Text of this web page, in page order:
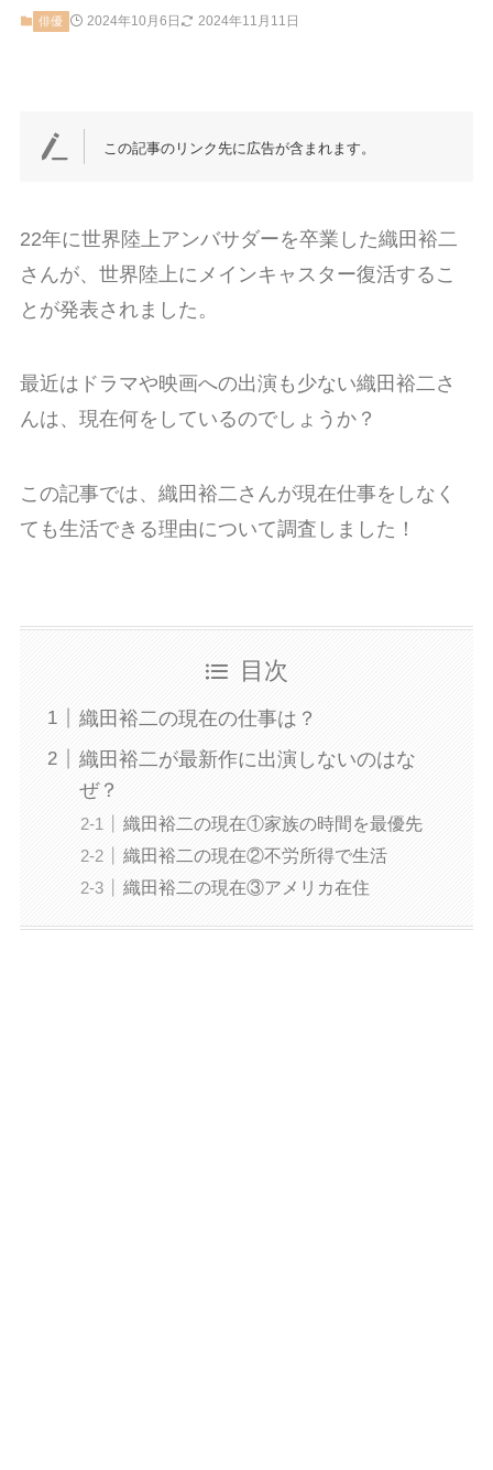
俳優 2024年10月6日 2024年11月11日
この記事のリンク先に広告が含まれます。
22年に世界陸上アンバサダーを卒業した織田裕二
さんが、世界陸上にメインキャスター復活するこ
とが発表されました。
最近はドラマや映画への出演も少ない織田裕二さ
んは、現在何をしているのでしょうか？
この記事では、織田裕二さんが現在仕事をしなく
ても生活できる理由について調査しました！
目次
織田裕二の現在の仕事は？
織田裕二が最新作に出演しないのはな
ぜ？
織田裕二の現在①家族の時間を最優先
織田裕二の現在②不労所得で生活
織田裕二の現在③アメリカ在住